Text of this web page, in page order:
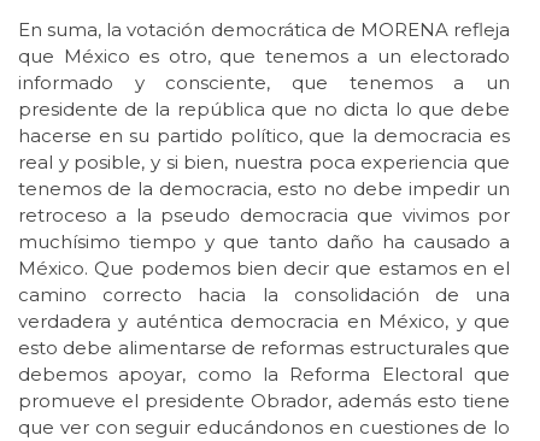
En suma, la votación democrática de MORENA refleja
que México es otro, que tenemos a un electorado
informado y consciente, que tenemos a un
presidente de la república que no dicta lo que debe
hacerse en su partido político, que la democracia es
real y posible, y si bien, nuestra poca experiencia que
tenemos de la democracia, esto no debe impedir un
retroceso a la pseudo democracia que vivimos por
muchísimo tiempo y que tanto daño ha causado a
México. Que podemos bien decir que estamos en el
camino correcto hacia la consolidación de una
verdadera y auténtica democracia en México, y que
esto debe alimentarse de reformas estructurales que
debemos apoyar, como la Reforma Electoral que
promueve el presidente Obrador, además esto tiene
que ver con seguir educándonos en cuestiones de lo